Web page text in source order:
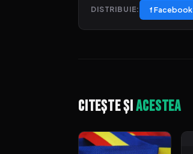
DISTRIBUIE: f Facebook
Citește șiacestea